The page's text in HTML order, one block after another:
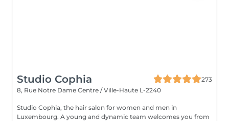
Studio Cophia
273
8, Rue Notre Dame Centre / Ville-Haute L-2240
Studio Cophia, the hair salon for women and men in
Luxembourg. A young and dynamic team welcomes you from